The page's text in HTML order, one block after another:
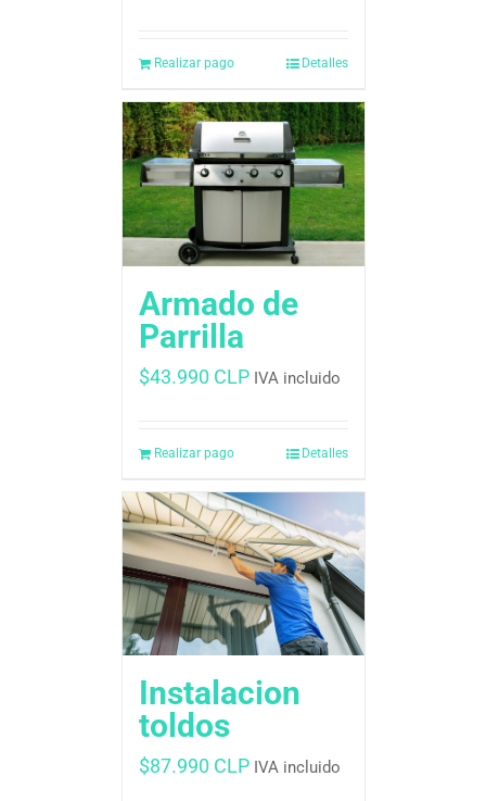
Realizar pago Detalles
Armado de
Parrilla
$43.990 CLP IVA incluido
Realizar pago Detalles
Instalacion
toldos
$87.990 CLP IVA incluido